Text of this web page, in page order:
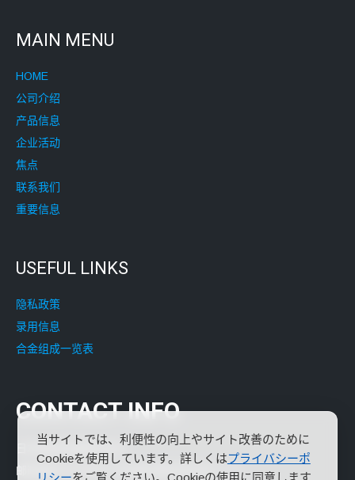
MAIN MENU
HOME
公司介绍
产品信息
企业活动
焦点
联系我们
重要信息
USEFUL LINKS
隐私政策
录用信息
合金组成一览表
CONTACT INFO
日本奥陆弥透株式会社
邮政编码164-8666 东京都中野区弥生町2-14-2
当サイトでは、利便性の向上やサイト改善のために
Cookieを使用しています。詳しくはプライバシーポ
リシーをご覧ください。Cookieの使用に同意します